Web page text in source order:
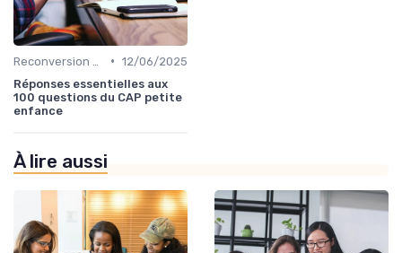
• 12/06/2025
Réponses essentielles aux
100 questions du CAP petite
enfance
À lire aussi